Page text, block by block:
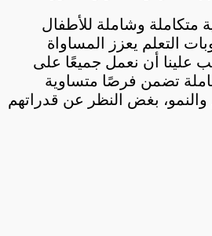
متكاملة وشاملة للأطفال
التعلم يعزز المساواة
علينا أن نعمل جميعًا على
تضمن فرصًا متساوية
والنمو، بغض النظر عن قدراتهم